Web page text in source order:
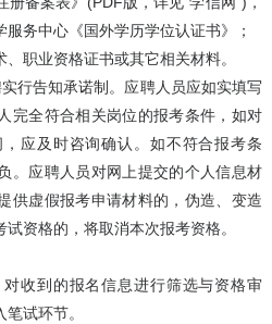
务中心《国外学历学位认证书》；
业资格证书或其它相关材料。
告知承诺制。应聘人员应如实填写
完全符合相关岗位的报考条件，如对
应及时咨询确认。如不符合报考条
。应聘人员对网上提交的个人信息材
供虚假报考申请材料的，伪造、变造
资格的，将取消本次报考资格。
到的报名信息进行筛选与资格审
试环节。